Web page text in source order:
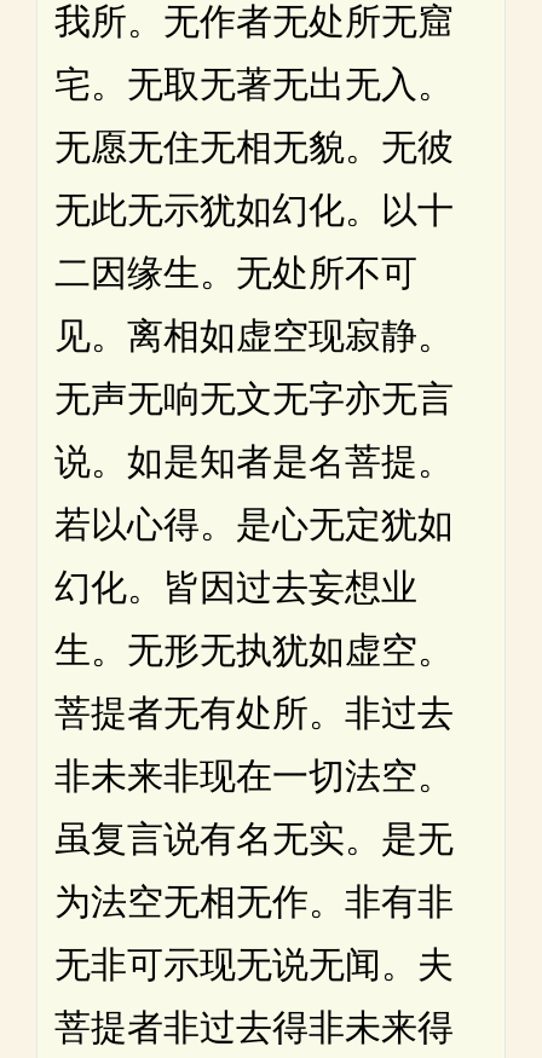
我所。无作者无处所无窟
宅。无取无著无出无入。
无愿无住无相无貌。无彼
无此无示犹如幻化。以十
二因缘生。无处所不可
见。离相如虚空现寂静。
无声无响无文无字亦无言
说。如是知者是名菩提。
若以心得。是心无定犹如
幻化。皆因过去妄想业
生。无形无执犹如虚空。
菩提者无有处所。非过去
非未来非现在一切法空。
虽复言说有名无实。是无
为法空无相无作。非有非
无非可示现无说无闻。夫
菩提者非过去得非未来得